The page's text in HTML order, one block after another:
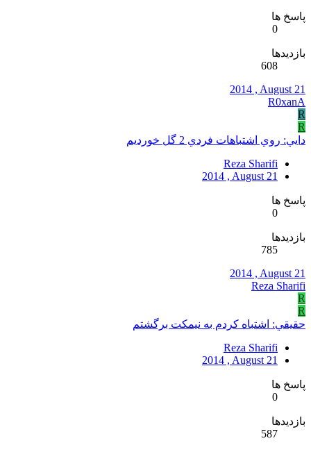
پاسخ ها
0
بازدیدها
608
2014 , August 21
R0xanA
R
R
دايي: روي اشتباهات فردي 2 گل خورديم
Reza Sharifi
2014 , August 21
پاسخ ها
0
بازدیدها
785
2014 , August 21
Reza Sharifi
R
R
حقيقي: اشتباه کردم به نيمکت برگشتم
Reza Sharifi
2014 , August 21
پاسخ ها
0
بازدیدها
587